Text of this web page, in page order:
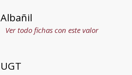
Albañil
Ver todo fichas con este valor
UGT